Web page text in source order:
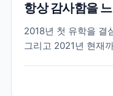
항상 감사함을
2018년 첫 유학을 결
그리고 2021년 현재
해줄만큼 캐나다 사